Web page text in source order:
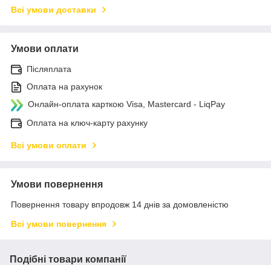
Всі умови доставки
Умови оплати
Післяплата
Оплата на рахунок
Онлайн-оплата карткою Visa, Mastercard - LiqPay
Оплата на ключ-карту рахунку
Всі умови оплати
Умови повернення
Повернення товару впродовж 14 днів за домовленістю
Всі умови повернення
Подібні товари компанії